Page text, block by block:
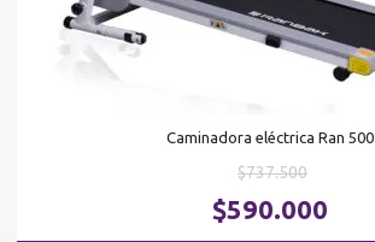
Caminadora eléctrica Ran 500
$737.500El
precio
original
$590.000